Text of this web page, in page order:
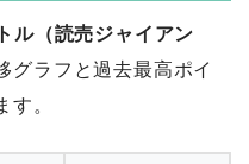
ル（読売ジャイアン
グラフと過去最高ポイ
す。